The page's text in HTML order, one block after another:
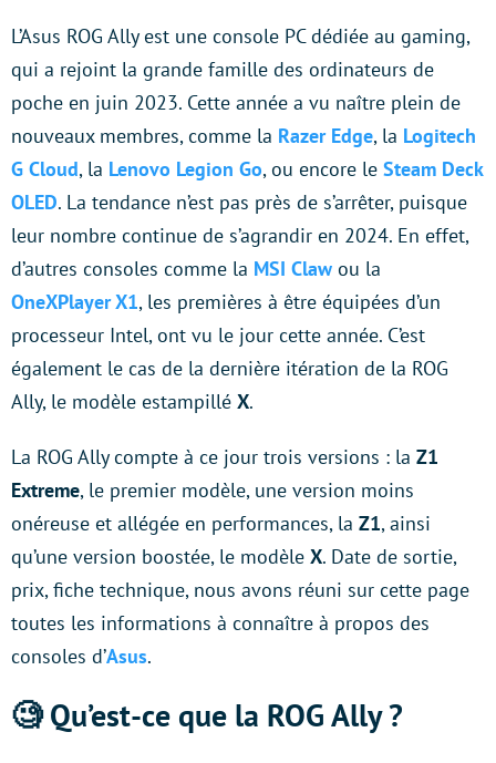
L’Asus ROG Ally est une console PC dédiée au gaming,
qui a rejoint la grande famille des ordinateurs de
poche en juin 2023. Cette année a vu naître plein de
nouveaux membres, comme la Razer Edge, la Logitech
G Cloud, la Lenovo Legion Go, ou encore le Steam Deck
OLED. La tendance n’est pas près de s’arrêter, puisque
leur nombre continue de s’agrandir en 2024. En effet,
d’autres consoles comme la MSI Claw ou la
OneXPlayer X1, les premières à être équipées d’un
processeur Intel, ont vu le jour cette année. C’est
également le cas de la dernière itération de la ROG
Ally, le modèle estampillé X.
La ROG Ally compte à ce jour trois versions : la Z1
Extreme, le premier modèle, une version moins
onéreuse et allégée en performances, la Z1, ainsi
qu’une version boostée, le modèle X. Date de sortie,
prix, fiche technique, nous avons réuni sur cette page
toutes les informations à connaître à propos des
consoles d’Asus.
🧐 Qu’est-ce que la ROG Ally ?